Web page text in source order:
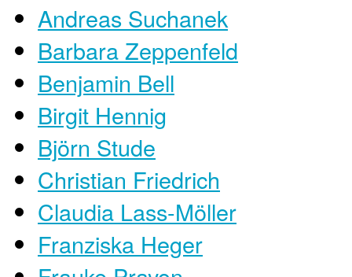
Andreas Suchanek
Barbara Zeppenfeld
Benjamin Bell
Birgit Hennig
Björn Stude
Christian Friedrich
Claudia Lass-Möller
Franziska Heger